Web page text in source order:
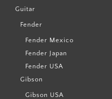
Guitar
Fender
Fender Mexico
Fender Japan
Fender USA
Gibson
Gibson USA